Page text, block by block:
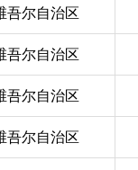
吾尔自治区
吾尔自治区
吾尔自治区
吾尔自治区